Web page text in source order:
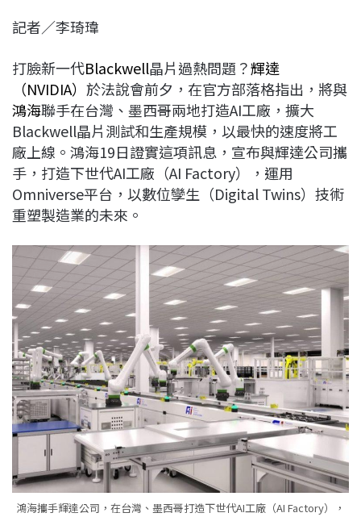
c
b
o
o
k
n
a
d
s
e
d
I
n
L
n
k
記者／李琦瑋
打臉新一代Blackwell晶片過熱問題？輝達
（NVIDIA） 於法說會前夕，在官方部落格指出，將與
鴻海聯手在台灣、墨西哥兩地打造AI工廠，擴大
Blackwell晶片測試和生產規模，以最快的速度將工
廠上線。鴻海19日證實這項訊息，宣布與輝達公司攜
手，打造下世代AI工廠（AI Factory），運用
Omniverse平台，以數位孿生（Digital Twins）技術
重塑製造業的未來。
鴻海攜手輝達公司，在台灣、墨西哥打造下世代AI工廠（AI Factory），